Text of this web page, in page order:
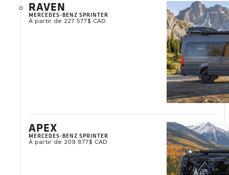
RAVEN
MERCEDES-BENZ SPRINTER
À partir de 227 577$ CAD
APEX
MERCEDES-BENZ SPRINTER
À partir de 209 877$ CAD